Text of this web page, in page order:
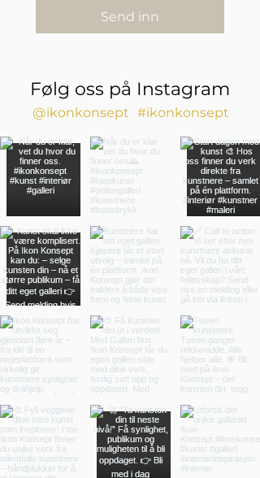
Send inn
Følg oss på Instagram
#ikonkonsept
@ikonkonsept